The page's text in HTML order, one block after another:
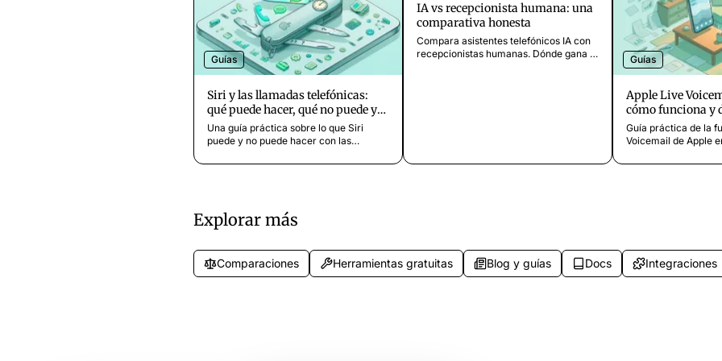
Guías
Siri y las llamadas telefónicas:
qué puede hacer, qué no puede y
qué viene después
Una guía práctica sobre lo que Siri
puede y no puede hacer con las
la gestión de llamadas, comandos de
IA vs recepcionista humana: una
comparativa honesta
Compara asistentes telefónicos IA con
recepcionistas humanas. Dónde gana la
Guías
Apple Live
cómo funciona y
corto
Guía práctica de la
Voicemail de Apple
transcripción de
Explorar más
Comparaciones Herramientas gratuitas Blog y guías Docs Integraciones